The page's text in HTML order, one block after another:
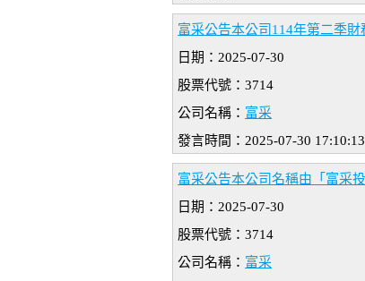
富采公告本公司114年第二季
日期：2025-07-30
股票代號：3714
公司名稱： 富采
發言時間：2025-07-30 17:10:13
富采公告本公司名稱由「富采
日期：2025-07-30
股票代號：3714
公司名稱： 富采